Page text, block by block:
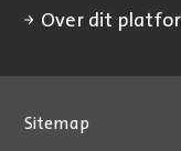
Over dit
Sitemap